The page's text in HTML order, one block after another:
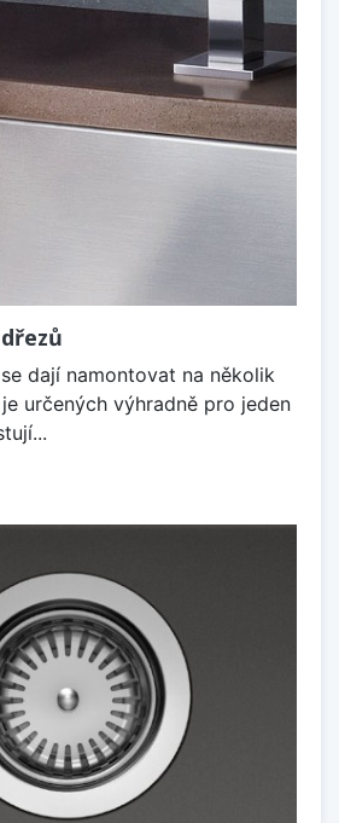
dají namontovat na několik
určených výhradně pro jeden